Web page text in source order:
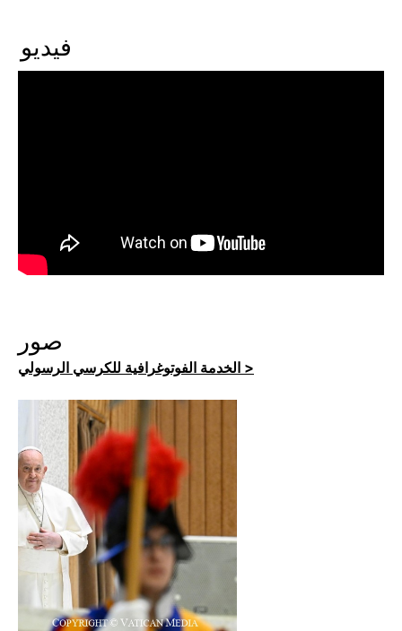
فيديو
صور
الخدمة الفوتوغرافية للكرسي الرسولي >